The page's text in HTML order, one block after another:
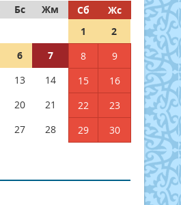
Бс Жм Сб
Жс
1
2
6 7 8
9
13 14 15
16
20 21 22
23
27 28 29
30